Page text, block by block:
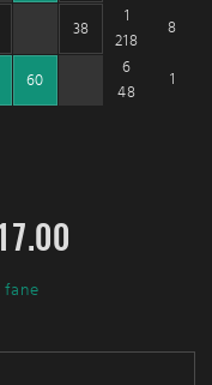
38
1
218
8
60
6
48
1
fane